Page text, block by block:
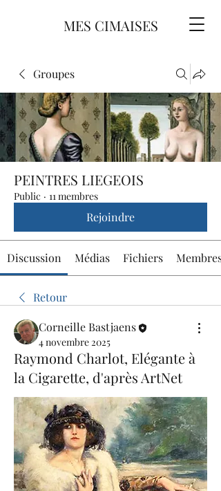
MES CIMAISES
Groupes
PEINTRES LIEGEOIS
Public · 11 membres
Rejoindre
Discussion Médias Fichiers Membres
Retour
Corneille Bastjaens
4 novembre 2025
Raymond Charlot, Elégante à
la Cigarette, d'après ArtNet